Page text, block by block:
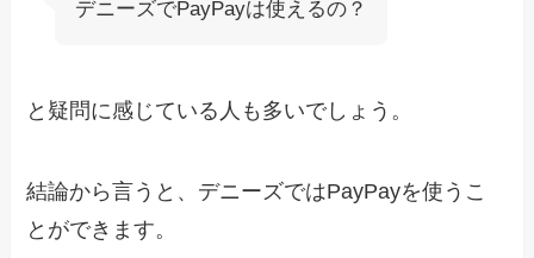
デニーズでPayPayは使えるの？
と疑問に感じている人も多いでしょう。
結論から言うと、デニーズではPayPayを使うこ
とができます。